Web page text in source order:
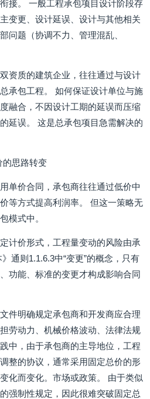
接。 一般工程承包项目设计阶段存
变更、设计延误、设计与其他相关
问题（协调不力、管理混乱、
资质的建筑企业，往往通过与设计
承包工程。 如何保证设计单位与施
融合，不因设计工期的延误而压缩
延误。 这是总承包项目急需解决的
的思路转变
单价合同，承包商往往通过低价中
等方式提高利润率。 但这一策略无
模式中。
计价形式，工程量变动的风险由承
通则1.1.6.3中“变更”的概念，只有
功能、标准的变更才构成影响合同
件明确规定承包商和开发商应合理
劳动力、机械价格波动、法律法规
中，由于承包商的主导地位，工程
整的协议，通常采用固定总价的形
化而变化。市场或政策。 由于类似
强制性规定，因此很难突破固定总